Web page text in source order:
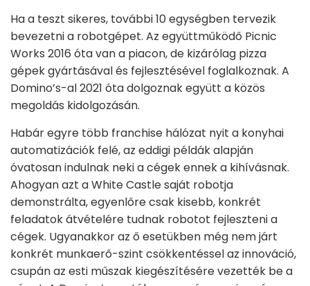
Ha a teszt sikeres, további 10 egységben tervezik
bevezetni a robotgépet. Az együttműködő Picnic
Works 2016 óta van a piacon, de kizárólag pizza
gépek gyártásával és fejlesztésével foglalkoznak. A
Domino’s-al 2021 óta dolgoznak együtt a közös
megoldás kidolgozásán.
Habár egyre több franchise hálózat nyit a konyhai
automatizációk felé, az eddigi példák alapján
óvatosan indulnak neki a cégek ennek a kihívásnak.
Ahogyan azt a White Castle saját robotja
demonstrálta, egyenlőre csak kisebb, konkrét
feladatok átvételére tudnak robotot fejleszteni a
cégek. Ugyanakkor az ő esetükben még nem járt
konkrét munkaerő-szint csökkentéssel az innováció,
csupán az esti műszak kiegészítésére vezették be a